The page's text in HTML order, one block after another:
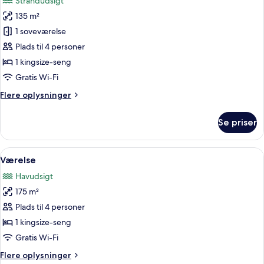
billeder
af
Grand-
villa
135 m²
1 soveværelse
Plads til 4 personer
1 kingsize-seng
Gratis Wi-Fi
Flere oplysninger
Flere
villa
Se priser
Indlæs
alle
billeder
af
Værelse
Et hotelværelse med seng,
5
Værelse
Havudsigt
175 m²
Plads til 4 personer
1 kingsize-seng
Gratis Wi-Fi
Flere oplysninger
Flere